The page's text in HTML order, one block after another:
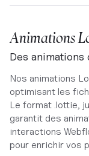
Animations
Des
Nos animations
optimisant les
Le format .lottie,
garantit des
interactions
pour enrichir vos